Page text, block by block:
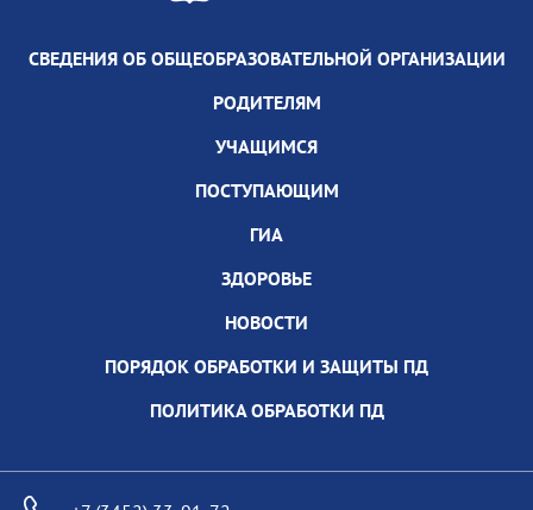
СВЕДЕНИЯ ОБ ОБЩЕОБРАЗОВАТЕЛЬНОЙ ОРГАНИЗАЦИИ
РОДИТЕЛЯМ
УЧАЩИМСЯ
ПОСТУПАЮЩИМ
ГИА
ЗДОРОВЬЕ
НОВОСТИ
ПОРЯДОК ОБРАБОТКИ И ЗАЩИТЫ ПД
ПОЛИТИКА ОБРАБОТКИ ПД